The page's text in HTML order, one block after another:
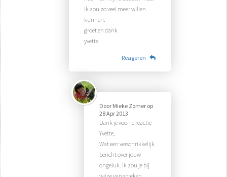
ik zou zo veel meer willen
kunnen.
groet en dank
yvette
Reageren
Door Mieke Zomer op
28 Apr 2013
Dank je voor je reactie
Yvette,
Wat een verschrikkelijk
bericht over jouw
ongeluk. Ik zou je bij